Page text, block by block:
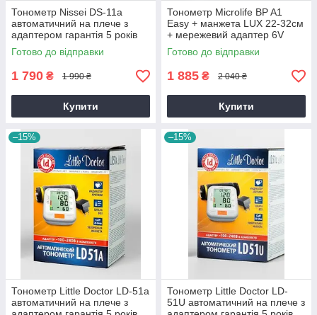
Тонометр Nissei DS-11a
автоматичний на плече з
адаптером гарантія 5 років
Готово до відправки
1 790 ₴ 1 990 ₴
Купити
Тонометр Microlife BP A1
Easy + манжета LUX 22-32см
+ мережевий адаптер 6V
автоматичний гарантія 5
років
Готово до відправки
1 885 ₴ 2 040 ₴
Купити
–15%
Тонометр Little Doctor LD-51a
автоматичний на плече з
–15%
Тонометр Little Doctor LD-
51U автоматичний на плече з